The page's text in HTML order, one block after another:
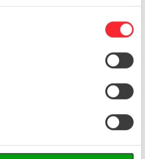
englanti)
connector slot 10 hammer 0° st zp